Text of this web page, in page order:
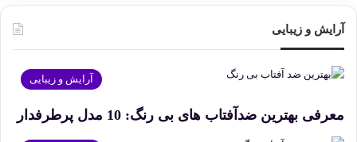
آرایش و زیبایی
آرایش و زیبایی
معرفی بهترین ضدآفتاب های بی رنگ: 10 مدل پرطرفدار